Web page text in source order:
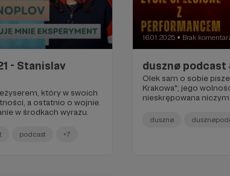
- Stanislav
który w swoich
a ostatnio o wojnie.
w środkach wyrazu.
podcast +7
16.01.2025 ● Brak
dusznø podcast
Olek sam o sobie
Krakowa"; jego
nieskrępowana
dusznø